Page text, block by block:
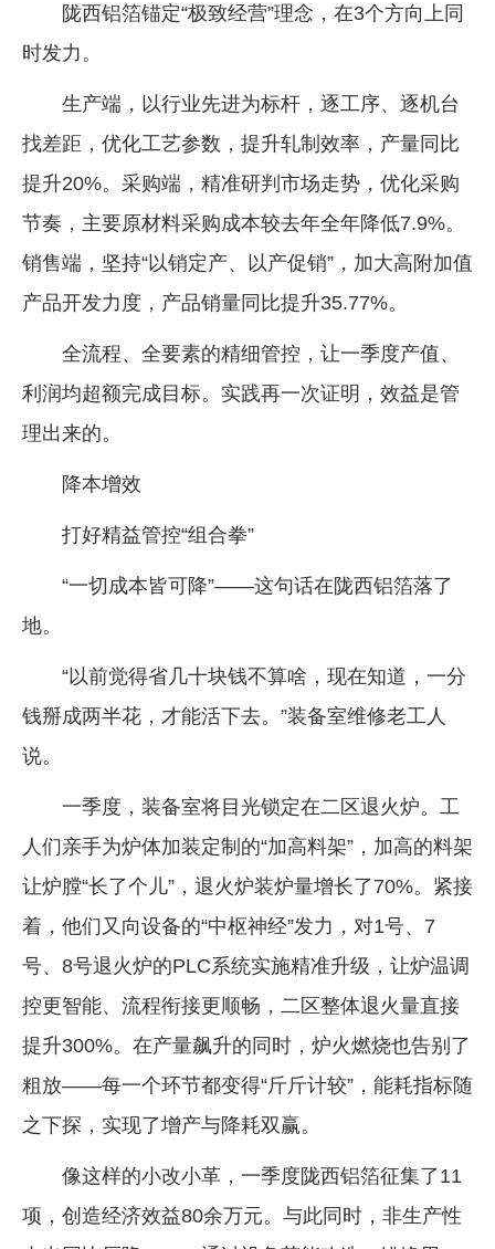
陇西铝箔锚定“极致经营”理念，在3个方向上同
时发力。
生产端，以行业先进为标杆，逐工序、逐机台
找差距，优化工艺参数，提升轧制效率，产量同比
提升20%。采购端，精准研判市场走势，优化采购
节奏，主要原材料采购成本较去年全年降低7.9%。
销售端，坚持“以销定产、以产促销”，加大高附加值
产品开发力度，产品销量同比提升35.77%。
全流程、全要素的精细管控，让一季度产值、
利润均超额完成目标。实践再一次证明，效益是管
理出来的。
降本增效
打好精益管控“组合拳”
“一切成本皆可降”——这句话在陇西铝箔落了
地。
“以前觉得省几十块钱不算啥，现在知道，一分
钱掰成两半花，才能活下去。”装备室维修老工人
说。
一季度，装备室将目光锁定在二区退火炉。工
人们亲手为炉体加装定制的“加高料架”，加高的料架
让炉膛“长了个儿”，退火炉装炉量增长了70%。紧接
着，他们又向设备的“中枢神经”发力，对1号、7
号、8号退火炉的PLC系统实施精准升级，让炉温调
控更智能、流程衔接更顺畅，二区整体退火量直接
提升300%。在产量飙升的同时，炉火燃烧也告别了
粗放——每一个环节都变得“斤斤计较”，能耗指标随
之下探，实现了增产与降耗双赢。
像这样的小改小革，一季度陇西铝箔征集了11
项，创造经济效益80余万元。与此同时，非生产性